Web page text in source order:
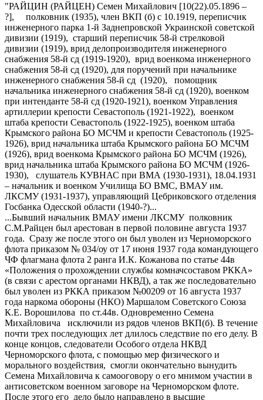
"РАЙЦИН (РАЙЦЕН) Семен Михайлович [10(22).05.1896 –
?], полковник (1935), член ВКП (б) с 10.1919, переписчик
инженерного парка 1-й Заднепровской Украинской советской
дивизии (1919), старший переписчик 58-й стрелковой
дивизии (1919), врид делопроизводителя инженерного
снабжения 58-й сд (1919-1920), врид военкома инженерного
снабжения 58-й сд (1920), для поручений при начальнике
инженерного снабжения 58-й сд (1920), помощник
начальника инженерного снабжения 58-й сд (1920), военком
при интенданте 58-й сд (1920-1921), военком Управления
артиллерии крепости Севастополь (1921-1922), военком
штаба крепости Севастополь (1922-1925), военком штаба
Крымского района БО МСЧМ и крепости Севастополь (1925-
1926), врид начальника штаба Крымского района БО МСЧМ
(1926), врид военкома Крымского района БО МСЧМ (1926),
врид начальника штаба Крымского района БО МСЧМ (1926-
1930), слушатель КУВНАС при ВМА (1930-1931), 18.04.1931
– начальник и военком Училища БО ВМС, ВМАУ им.
ЛКСМУ (1931-1937), управляющий Цебриковского отделения
Госбанка Одесской области (1940-?)...
...Бывший начальник ВМАУ имени ЛКСМУ полковник
С.М.Райцен был арестован в первой половине августа 1937
года. Сразу же после этого он был уволен из Черноморского
флота приказом № 034/оу от 17 июня 1937 года командующего
ЧФ флагмана флота 2 ранга И.К. Кожанова по статье 44в
«Положения о прохождении службы комначсоставом РККА»
(в связи с арестом органами НКВД), а так же последовательно
был уволен из РККА приказом №00209 от 16 августа 1937
года наркома обороны (НКО) Маршалом Советского Союза
К.Е. Ворошилова по ст.44в. Одновременно Семена
Михайловича исключили из рядов членов ВКП(б). В течение
почти трех последующих лет длилось следствие по его делу. В
конце концов, следователи Особого отдела НКВД
Черноморского флота, с помощью мер физического и
морального воздействия, смогли окончательно вынудить
Семена Михайловича к самооговору о его мнимом участии в
антисоветском военном заговоре на Черноморском флоте.
После этого его дело было направлено в высшие